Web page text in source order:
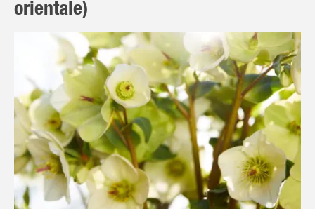
Qui sommes-nous ?
Promotions
orientale)